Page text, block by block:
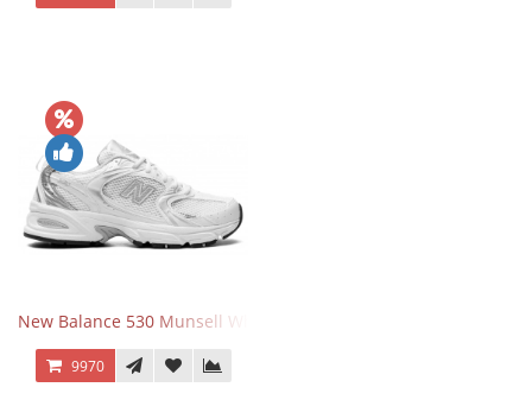
New Balance 530 Munsell White Silver
9970